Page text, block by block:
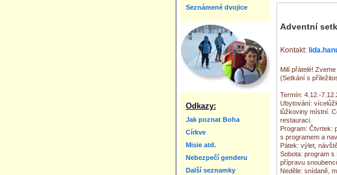
Seznámené dvojice
Odkazy:
Jak poznat Boha
Církve
Misie atd.
Nebezpečí genderu
Další seznamky
Adventní
Kontakt:
Milí přátelé!
(Setkání s
Termín: 4.12.-
Ubytování:
lůžkoviny místní.
restauraci.
Program: Čtvrtek:
s programem a
Pátek: výlet,
Sobota: program s
přípravu
Neděle: snídaně,